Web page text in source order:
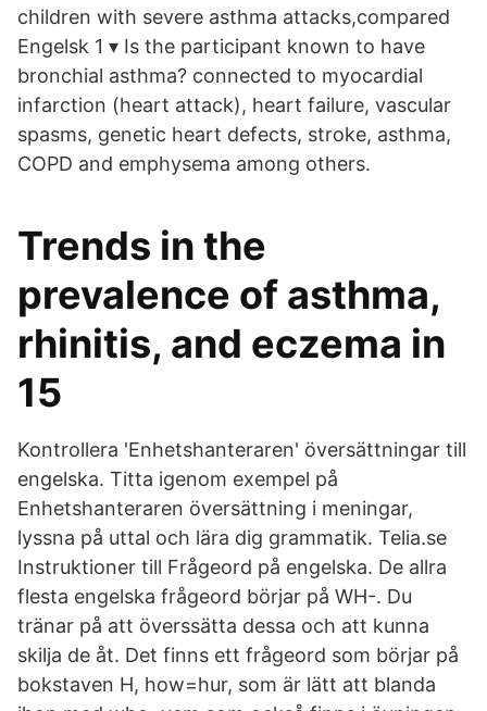
children with severe asthma attacks,compared
Engelsk 1 ▾ Is the participant known to have
bronchial asthma? connected to myocardial
infarction (heart attack), heart failure, vascular
spasms, genetic heart defects, stroke, asthma,
COPD and emphysema among others.
Trends in the
prevalence of asthma,
rhinitis, and eczema in
15
Kontrollera 'Enhetshanteraren' översättningar till
engelska. Titta igenom exempel på
Enhetshanteraren översättning i meningar,
lyssna på uttal och lära dig grammatik. Telia.se
Instruktioner till Frågeord på engelska. De allra
flesta engelska frågeord börjar på WH-. Du
tränar på att överssätta dessa och att kunna
skilja de åt. Det finns ett frågeord som börjar på
bokstaven H, how=hur, som är lätt att blanda